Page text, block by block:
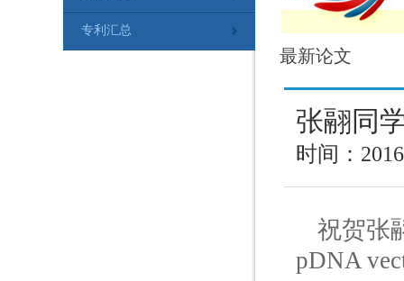
专利汇总
最新论文
张翮同
时间：
祝贺张
pDNA